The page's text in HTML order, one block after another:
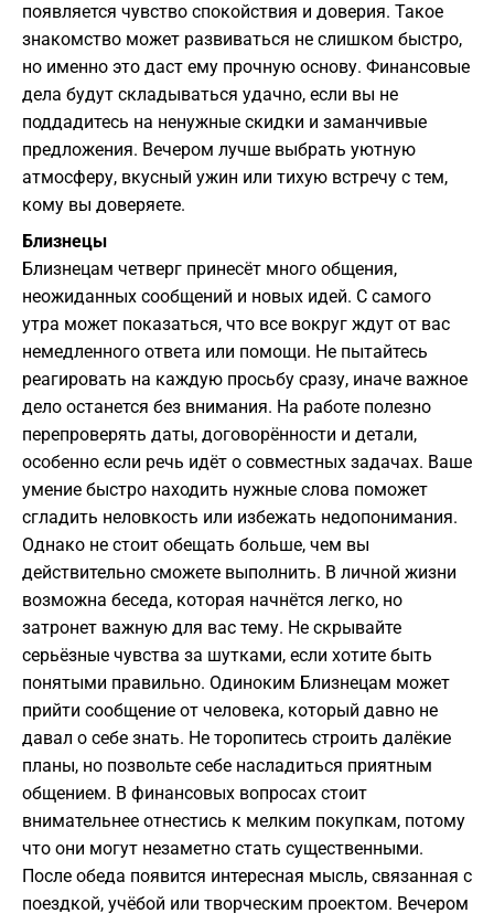
появляется чувство спокойствия и доверия. Такое
знакомство может развиваться не слишком быстро,
но именно это даст ему прочную основу. Финансовые
дела будут складываться удачно, если вы не
поддадитесь на ненужные скидки и заманчивые
предложения. Вечером лучше выбрать уютную
атмосферу, вкусный ужин или тихую встречу с тем,
кому вы доверяете.
Близнецы
Близнецам четверг принесёт много общения,
неожиданных сообщений и новых идей. С самого
утра может показаться, что все вокруг ждут от вас
немедленного ответа или помощи. Не пытайтесь
реагировать на каждую просьбу сразу, иначе важное
дело останется без внимания. На работе полезно
перепроверять даты, договорённости и детали,
особенно если речь идёт о совместных задачах. Ваше
умение быстро находить нужные слова поможет
сгладить неловкость или избежать недопонимания.
Однако не стоит обещать больше, чем вы
действительно сможете выполнить. В личной жизни
возможна беседа, которая начнётся легко, но
затронет важную для вас тему. Не скрывайте
серьёзные чувства за шутками, если хотите быть
понятыми правильно. Одиноким Близнецам может
прийти сообщение от человека, который давно не
давал о себе знать. Не торопитесь строить далёкие
планы, но позвольте себе насладиться приятным
общением. В финансовых вопросах стоит
внимательнее отнестись к мелким покупкам, потому
что они могут незаметно стать существенными.
После обеда появится интересная мысль, связанная с
поездкой, учёбой или творческим проектом. Вечером